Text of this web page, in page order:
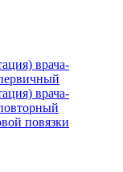
врача-
врача-
повязки